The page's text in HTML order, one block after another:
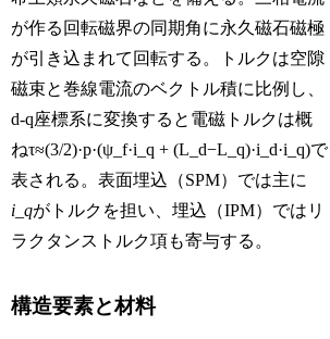
が作る回転磁界の同期角に永久磁石磁極
が引き込まれて回転する。トルクは空隙
磁束と巻線電流のベクトル積に比例し、
d-q座標系に変換すると電磁トルクは概
ねτ≈(3/2)·p·(ψ_f·i_q + (L_d−L_q)·i_d·i_q)で
表される。表面埋込（SPM）では主に
i_qがトルクを担い、埋込（IPM）ではリ
ラクタンストルク項も寄与する。
構造要素と材料